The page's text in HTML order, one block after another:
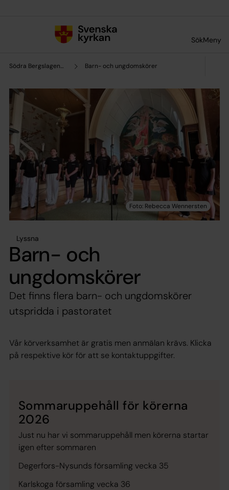
SökMeny
Södra Bergslagens pastorat Barn- och ungdomskörer
Lyssna
Barn- och
ungdomskörer
Det finns flera barn- och ungdomskörer
utspridda i pastoratet
Vår körverksamhet är gratis men anmälan krävs. Klicka
på respektive kör för att se kontaktuppgifter.
Sommaruppehåll för körerna
2026
Just nu har vi sommaruppehåll men körerna startar
igen efter sommaren
Degerfors-Nysunds församling vecka 35
Karlskoga församling vecka 36